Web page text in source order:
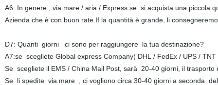
A6: In genere , via mare / aria / Express.se si acquista una
Azienda che è con buon rate.If la quantità è grande, li
D7: Quanti giorni ci sono per raggiungere la tua destinazione?
A7:se scegliete Global express Company( DHL / FedEx / UPS /
Se scegliete il EMS / China Mail Post, sarà 20-40 giorni, il
Se li spedite via mare , ci vogliono circa 30-40 giorni a seconda